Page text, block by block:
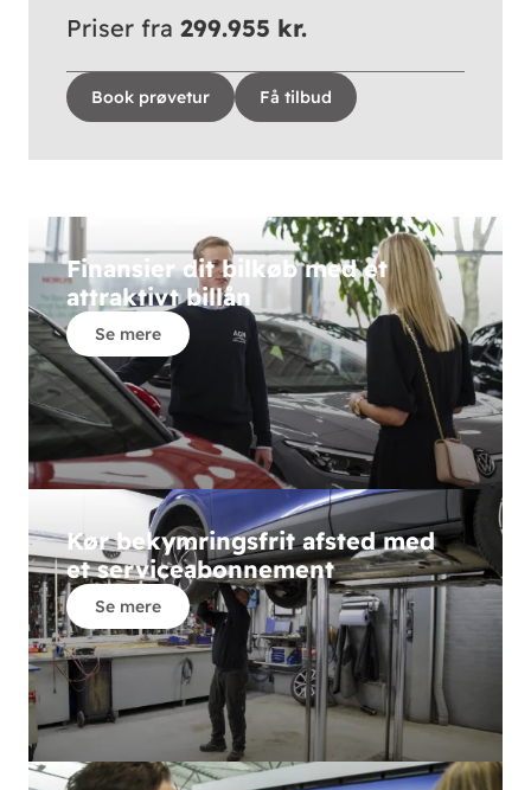
Priser fra 299.955 kr.
Book prøvetur Få tilbud
Finansier dit bilkøb med et
attraktivt billån
Se mere
Kør bekymringsfrit afsted med
et serviceabonnement
Se mere